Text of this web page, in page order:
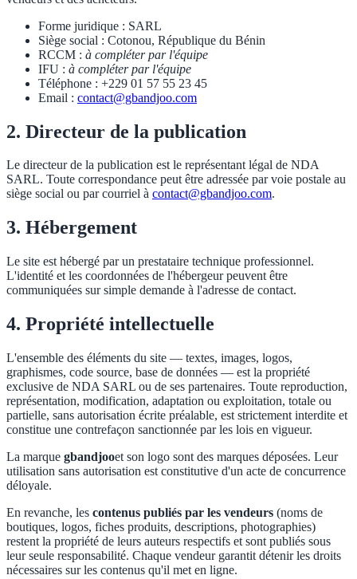
Forme juridique : SARL
Siège social : Cotonou, République du Bénin
RCCM : à compléter par l'équipe
IFU : à compléter par l'équipe
Téléphone : +229 01 57 55 23 45
Email : contact@gbandjoo.com
2. Directeur de la publication
Le directeur de la publication est le représentant légal de NDA
SARL. Toute correspondance peut être adressée par voie postale au
siège social ou par courriel à contact@gbandjoo.com.
3. Hébergement
Le site est hébergé par un prestataire technique professionnel.
L'identité et les coordonnées de l'hébergeur peuvent être
communiquées sur simple demande à l'adresse de contact.
4. Propriété intellectuelle
L'ensemble des éléments du site — textes, images, logos,
graphismes, code source, base de données — est la propriété
exclusive de NDA SARL ou de ses partenaires. Toute reproduction,
représentation, modification, adaptation ou exploitation, totale ou
partielle, sans autorisation écrite préalable, est strictement interdite et
constitue une contrefaçon sanctionnée par les lois en vigueur.
La marque gbandjooet son logo sont des marques déposées. Leur
utilisation sans autorisation est constitutive d'un acte de concurrence
déloyale.
En revanche, les contenus publiés par les vendeurs (noms de
boutiques, logos, fiches produits, descriptions, photographies)
restent la propriété de leurs auteurs respectifs et sont publiés sous
leur seule responsabilité. Chaque vendeur garantit détenir les droits
nécessaires sur les contenus qu'il met en ligne.